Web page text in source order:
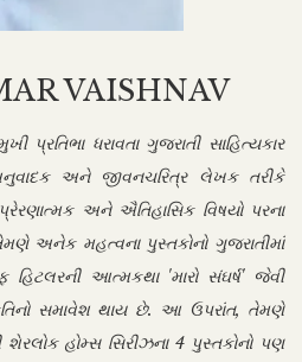
VAISHNAV
પ્રતિભા ધરાવતા ગુજરાતી સાહિત્યકાર
અને જીવનચરિત્ર લેખક તરીકે
અને ઐતિહાસિક વિષયો પરના
અનેક મહત્વના પુસ્તકોનો ગુજરાતીમાં
હિટલરની આત્મકથા 'મારો સંઘર્ષ' જેવી
સમાવેશ થાય છે. આ ઉપરાંત, તેમણે
હોમ્સ સિરીઝના 4 પુસ્તકોનો પણ